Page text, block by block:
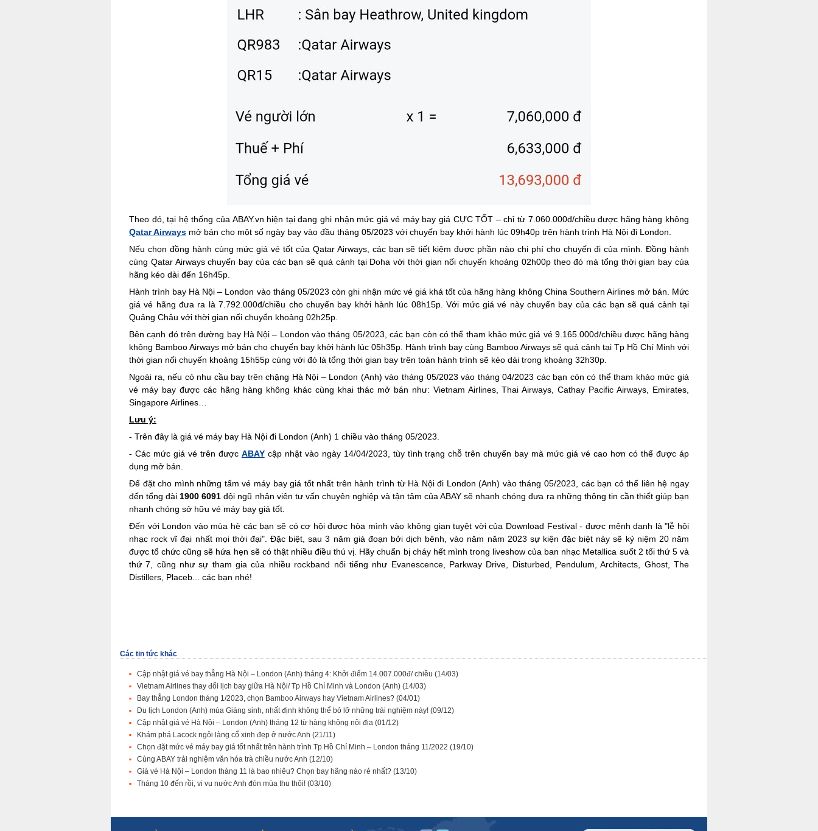
Theo đó, tại hệ thống của ABAY.vn hiện tại đang ghi nhận mức giá vé máy bay giá CỰC TỐT – chỉ từ 7.060.000đ/chiều được hãng hàng không
Qatar Airways mở bán cho một số ngày bay vào đầu tháng 05/2023 với chuyến bay khởi hành lúc 09h40p trên hành trình Hà Nội đi London.
Nếu chọn đồng hành cùng mức giá vé tốt của Qatar Airways, các bạn sẽ tiết kiệm được phần nào chi phí cho chuyến đi của mình. Đồng hành
cùng Qatar Airways chuyến bay của các bạn sẽ quá cảnh tại Doha với thời gian nối chuyến khoảng 02h00p theo đó mà tổng thời gian bay của
hãng kéo dài đến 16h45p.
Hành trình bay Hà Nội – London vào tháng 05/2023 còn ghi nhận mức vé giá khá tốt của hãng hàng không China Southern Airlines mở bán. Mức
giá vé hãng đưa ra là 7.792.000đ/chiều cho chuyến bay khởi hành lúc 08h15p. Với mức giá vé này chuyến bay của các bạn sẽ quá cảnh tại
Quảng Châu với thời gian nối chuyển khoảng 02h25p.
Bên cạnh đó trên đường bay Hà Nội – London vào tháng 05/2023, các bạn còn có thể tham khảo mức giá vé 9.165.000đ/chiều được hãng hàng
không Bamboo Airways mở bán cho chuyến bay khởi hành lúc 05h35p. Hành trình bay cùng Bamboo Airways sẽ quá cảnh tại Tp Hồ Chí Minh với
thời gian nối chuyến khoảng 15h55p cùng với đó là tổng thời gian bay trên toàn hành trình sẽ kéo dài trong khoảng 32h30p.
Ngoài ra, nếu có nhu cầu bay trên chặng Hà Nội – London (Anh) vào tháng 05/2023 vào tháng 04/2023 các bạn còn có thể tham khảo mức giá
vé máy bay được các hãng hàng không khác cùng khai thác mở bán như: Vietnam Airlines, Thai Airways, Cathay Pacific Airways, Emirates,
Singapore Airlines…
Lưu ý:
- Trên đây là giá vé máy bay Hà Nội đi London (Anh) 1 chiều vào tháng 05/2023.
- Các mức giá vé trên được ABAYcập nhật vào ngày 14/04/2023, tùy tình trạng chỗ trên chuyến bay mà mức giá vé cao hơn có thể được áp
dụng mở bán.
Để đặt cho mình những tấm vé máy bay giá tốt nhất trên hành trình từ Hà Nội đi London (Anh) vào tháng 05/2023, các bạn có thể liên hệ ngay
đến tổng đài 1900 6091 đội ngũ nhân viên tư vấn chuyên nghiệp và tận tâm của ABAY sẽ nhanh chóng đưa ra những thông tin cần thiết giúp bạn
nhanh chóng sở hữu vé máy bay giá tốt.
Đến với London vào mùa hè các bạn sẽ có cơ hội được hòa mình vào không gian tuyệt vời của Download Festival - được mệnh danh là "lễ hội
nhạc rock vĩ đại nhất mọi thời đại". Đặc biệt, sau 3 năm giá đoạn bởi dịch bênh, vào năm năm 2023 sự kiện đặc biệt này sẽ kỷ niệm 20 năm
được tổ chức cũng sẽ hứa hẹn sẽ có thật nhiều điều thú vị. Hãy chuẩn bị cháy hết mình trong liveshow của ban nhạc Metallica suốt 2 tối thứ 5 và
thứ 7, cũng như sự tham gia của nhiều rockband nổi tiếng như Evanescence, Parkway Drive, Disturbed, Pendulum, Architects, Ghost, The
Distillers, Placeb... các bạn nhé!
Các tin tức khác
Cập nhật giá vé bay thẳng Hà Nội – London (Anh) tháng 4: Khởi điểm 14.007.000đ/ chiều (14/03)
Vietnam Airlines thay đổi lịch bay giữa Hà Nội/ Tp Hồ Chí Minh và London (Anh) (14/03)
Bay thẳng London tháng 1/2023, chọn Bamboo Airways hay Vietnam Airlines? (04/01)
Du lịch London (Anh) mùa Giáng sinh, nhất định không thể bỏ lỡ những trải nghiệm này! (09/12)
Cập nhật giá vé Hà Nội – London (Anh) tháng 12 từ hàng không nội địa (01/12)
Khám phá Lacock ngôi làng cổ xinh đẹp ở nước Anh (21/11)
Chọn đặt mức vé máy bay giá tốt nhất trên hành trình Tp Hồ Chí Minh – London tháng 11/2022 (19/10)
Cùng ABAY trải nghiệm văn hóa trà chiều nước Anh (12/10)
Giá vé Hà Nội – London tháng 11 là bao nhiêu? Chọn bay hãng nào rẻ nhất? (13/10)
Tháng 10 đến rồi, vi vu nước Anh đón mùa thu thôi! (03/10)